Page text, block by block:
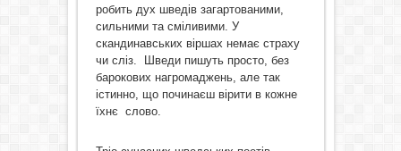
робить дух шведів загартованими,
сильними та сміливими. У
скандинавських віршах немає страху
чи сліз. Шведи пишуть просто, без
барокових нагромаджень, але так
істинно, що починаєш вірити в кожне
їхнє слово.